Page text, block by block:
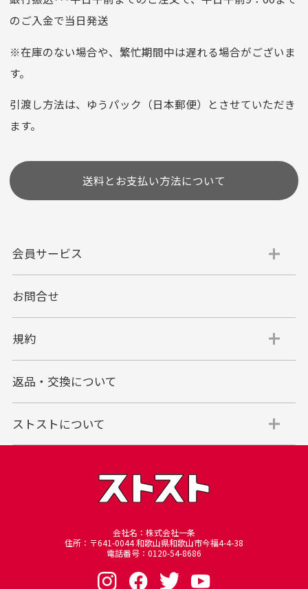
クレジットカード
選びいただけない場合がございます。
代金引換
代引手数料一律400円
す。
代金引換でのお支払い方法は現金のみとなりま
す。
商品代金＋送料(全国一律800円)＋代引手数料(一
律400円)＝合計金額
までとさせていただきます。
30万円を超える場合は銀行振り込みをご利用されるようお願
※商品発送後一定期間が過ぎてもお受け取り頂けない場合、
当店に返却されますのでご注意下さいませ、再発送の場合は
別途手数料を頂戴いたします。
その際の手数料は銀行振込となり、7日以内にお振込頂けな
のご入金で当日発送
※在庫のない場合や、繁忙期間中は遅れる場合がございま
す。
引渡し方法は、ゆうパック（日本郵便）とさせていただき
ます。
送料とお支払い方法について
会員サービス
お問合せ
規約
返品・交換について
ストストについて
会社名：株式会社一条
住所：〒641-0044 和歌山県和歌山市今福4-4-38
電話番号：0120-54-8686